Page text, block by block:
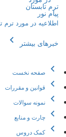
اطلاعیه در مورد ترم
خبرهای بیشتر chevron_left
chevron_left صفحه نخست
chevron_left قوانین و مقررات
chevron_left نمونه سوالات
chevron_left چارت و منابع
chevron_left کمک دروس